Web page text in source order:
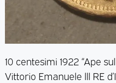
10 centesimi 1922 “Ape
Vittorio Emanuele lll RE